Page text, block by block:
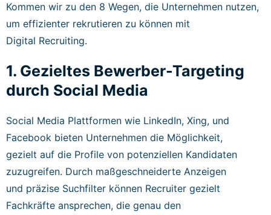
Kommen wir zu den 8 Wegen, die Unternehmen nutzen,
um effizienter rekrutieren zu können mit
Digital Recruiting.
1. Gezieltes Bewerber-Targeting
durch Social Media
Social Media Plattformen wie LinkedIn, Xing, und
Facebook bieten Unternehmen die Möglichkeit,
gezielt auf die Profile von potenziellen Kandidaten
zuzugreifen. Durch maßgeschneiderte Anzeigen
und präzise Suchfilter können Recruiter gezielt
Fachkräfte ansprechen, die genau den